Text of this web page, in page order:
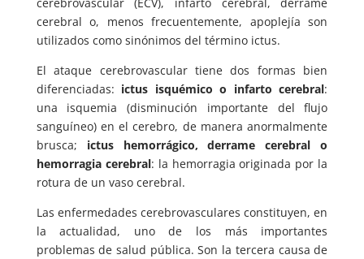
cerebral o, menos frecuentemente, apoplejía son
utilizados como sinónimos del término ictus.
El ataque cerebrovascular tiene dos formas bien
diferenciadas: ictus isquémico o infarto cerebral:
una isquemia (disminución importante del flujo
sanguíneo) en el cerebro, de manera anormalmente
brusca; ictus hemorrágico, derrame cerebral o
hemorragia cerebral: la hemorragia originada por la
rotura de un vaso cerebral.
Las enfermedades cerebrovasculares constituyen, en
la actualidad, uno de los más importantes
problemas de salud pública. Son la tercera causa de